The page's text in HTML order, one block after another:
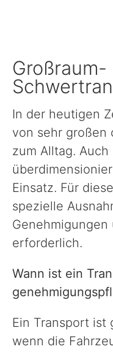
Großraum-
In der heutigen
von sehr großen
zum Alltag.
Einsatz. Für
spezielle
erforderlich.
Wann ist ein
Ein Transport ist
wenn die